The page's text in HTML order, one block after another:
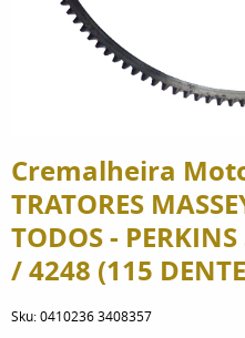
Cremalheira
TRATORES
TODOS -
/ 4248 (115
Sku:0410236 3408357